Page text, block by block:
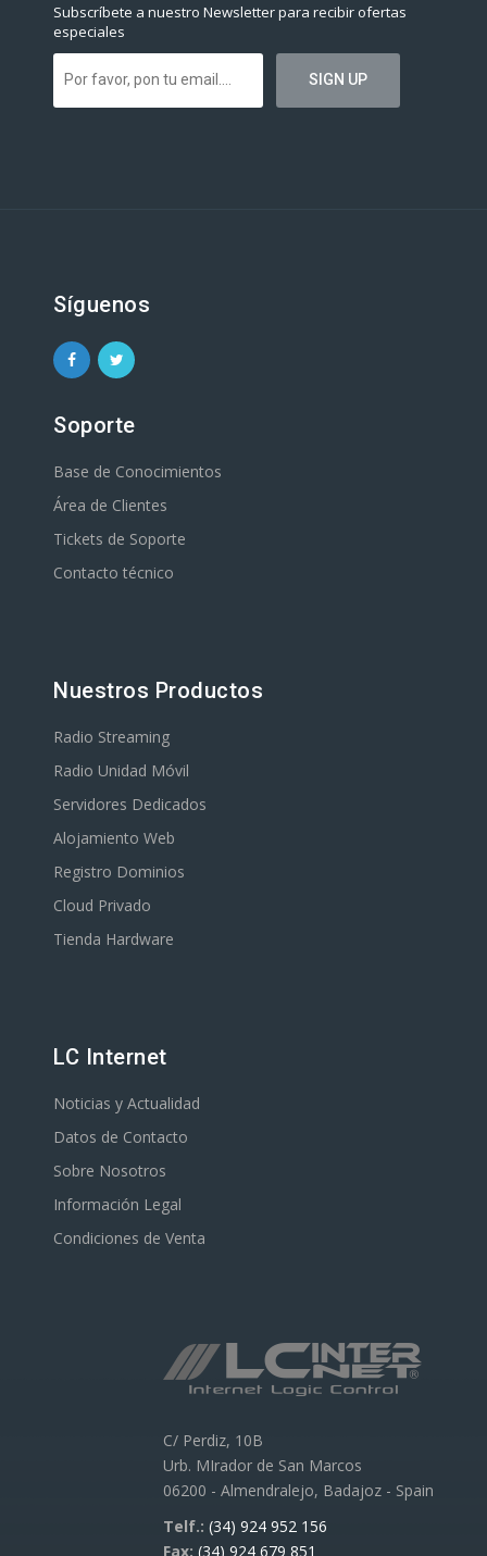
Subscríbete a nuestro Newsletter para recibir ofertas
especiales
Síguenos
Soporte
Base de Conocimientos
Área de Clientes
Tickets de Soporte
Contacto técnico
Nuestros Productos
Radio Streaming
Radio Unidad Móvil
Servidores Dedicados
Alojamiento Web
Registro Dominios
Cloud Privado
Tienda Hardware
LC Internet
Noticias y Actualidad
Datos de Contacto
Sobre Nosotros
Información Legal
Condiciones de Venta
C/ Perdiz, 10B
Urb. MIrador de San Marcos
06200 - Almendralejo, Badajoz - Spain
Telf.: (34) 924 952 156
Fax: (34) 924 679 851